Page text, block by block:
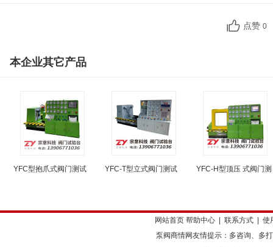
点赞 0
本企业其它产品
YFC型抱爪式阀门测试 YFC-T型立式阀门测试 YFC-H型顶压 式阀门测
网站首页 帮助中心 联系方式
使
泵阀商情网友情提示：多咨询、多